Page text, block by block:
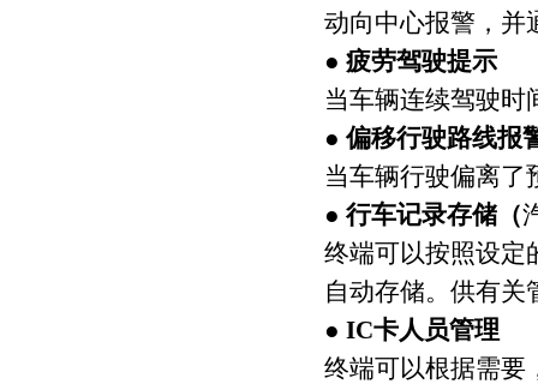
动向中心报警，并
● 疲劳驾驶提示
当车辆连续驾驶时
● 偏移行驶路线报
当车辆行驶偏离了
● 行车记录存储（
终端可以按照设定
自动存储。供有关
● IC卡人员管理
终端可以根据需要